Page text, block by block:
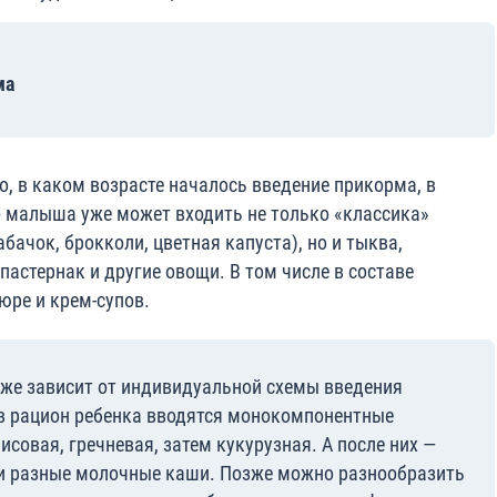
в каком возрасте началось введение прикорма, в
уже может входить не только «классика»
брокколи, цветная капуста), но и тыква,
и другие овощи. В том числе в составе
и крем-супов.
зависит от индивидуальной схемы введения
ребенка вводятся монокомпонентные
гречневая, затем кукурузная. А после них —
разные молочные каши. Позже можно разнообразить